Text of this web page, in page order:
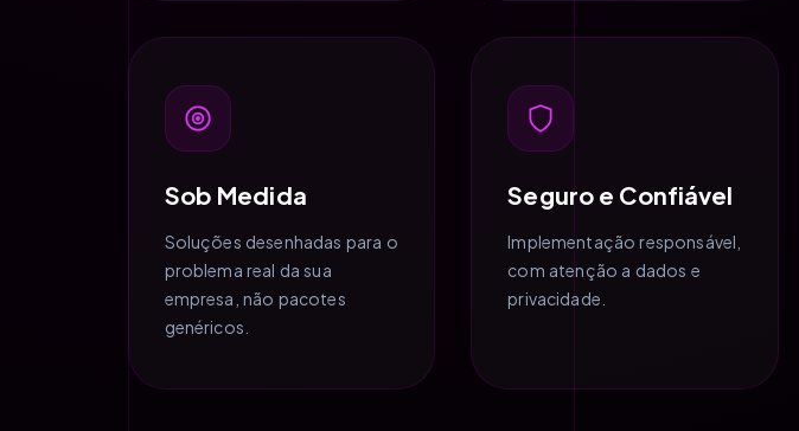
Sob Medida
Soluções desenhadas para o
problema real da sua
empresa, não pacotes
genéricos.
Seguro e Confiável
Implementação responsável,
com atenção a dados e
privacidade.